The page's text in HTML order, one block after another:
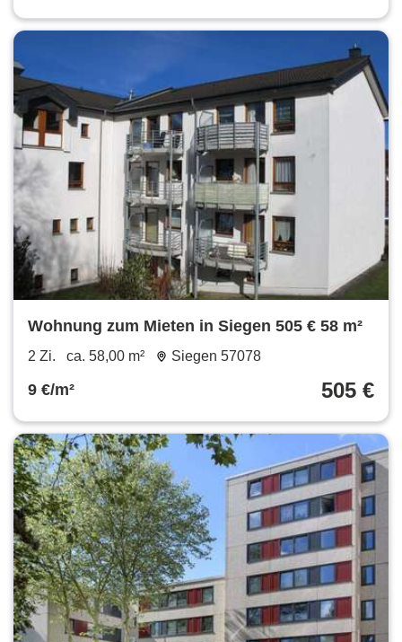
Wohnung zum Mieten in Siegen 505 € 58 m²
2 Zi. ca. 58,00 m² Siegen 57078
9 €/m² 505 €